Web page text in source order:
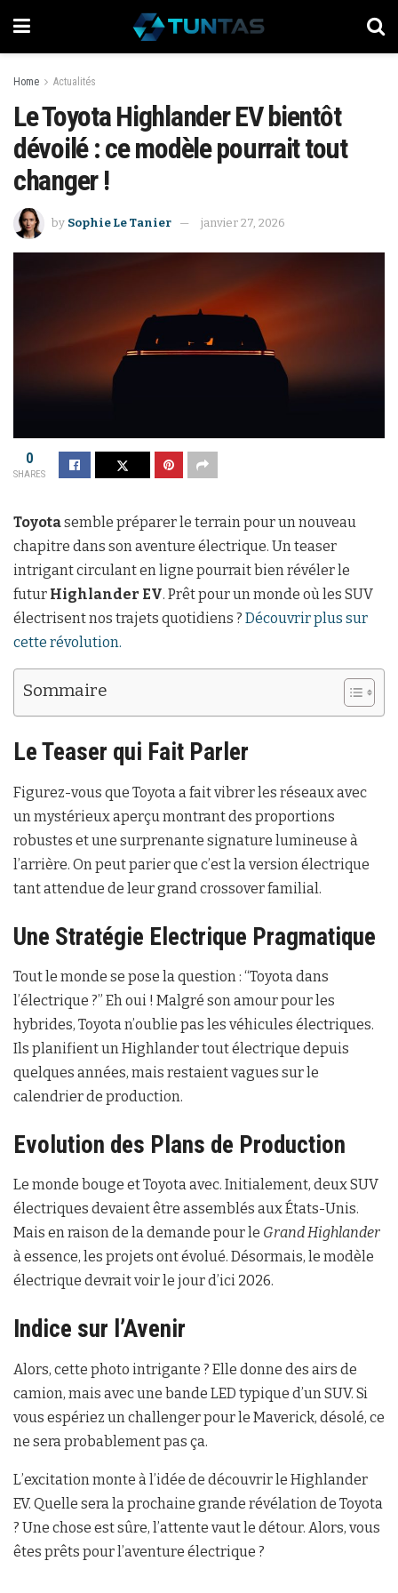
Home Actualités
Le Toyota Highlander EV bientôt
dévoilé : ce modèle pourrait tout
changer !
by Sophie Le Tanier janvier 27, 2026
0
SHARES
Toyotasemble préparer le terrain pour un nouveau
chapitre dans son aventure électrique. Un teaser
intrigant circulant en ligne pourrait bien révéler le
futur Highlander EV. Prêt pour un monde où les SUV
électrisent nos trajets quotidiens ? Découvrir plus sur
cette révolution.
Sommaire
Le Teaser qui Fait Parler
Figurez-vous que Toyota a fait vibrer les réseaux avec
un mystérieux aperçu montrant des proportions
robustes et une surprenante signature lumineuse à
l’arrière. On peut parier que c’est la version électrique
tant attendue de leur grand crossover familial.
Une Stratégie Electrique Pragmatique
Tout le monde se pose la question : “Toyota dans
l’électrique ?” Eh oui ! Malgré son amour pour les
hybrides, Toyota n’oublie pas les véhicules électriques.
Ils planifient un Highlander tout électrique depuis
quelques années, mais restaient vagues sur le
calendrier de production.
Evolution des Plans de Production
Le monde bouge et Toyota avec. Initialement, deux SUV
électriques devaient être assemblés aux États-Unis.
Mais en raison de la demande pour le Grand Highlander
à essence, les projets ont évolué. Désormais, le modèle
électrique devrait voir le jour d’ici 2026.
Indice sur l’Avenir
Alors, cette photo intrigante ? Elle donne des airs de
camion, mais avec une bande LED typique d’un SUV. Si
vous espériez un challenger pour le Maverick, désolé, ce
ne sera probablement pas ça.
L’excitation monte à l’idée de découvrir le Highlander
EV. Quelle sera la prochaine grande révélation de Toyota
? Une chose est sûre, l’attente vaut le détour. Alors, vous
êtes prêts pour l’aventure électrique ?